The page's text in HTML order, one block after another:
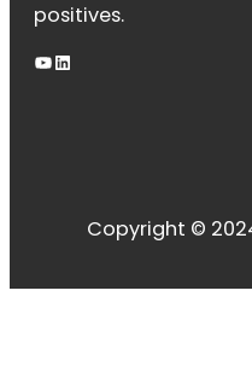
positives.
YouTube LinkedIn
Copyright ©